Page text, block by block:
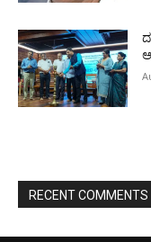
RECENT COMMENTS